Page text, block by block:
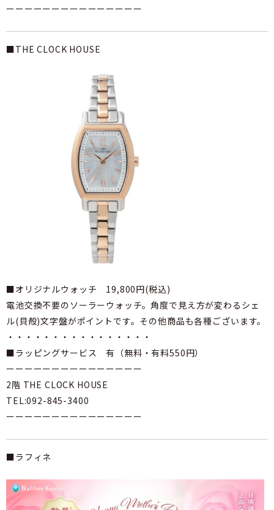
ーーーーーーーーーーーーーーー
■THE CLOCK HOUSE
■オリジナルウォッチ 19,800円(税込)
電池交換不要のソーラーウォッチ。角度で見え方が変わるシェ
ル(貝殻)文字盤がポイントです。その他商品も各種ございます。
・・・・・・・・・・・・・・・・
■ラッピングサービス 有（無料・有料550円）
ーーーーーーーーーーーーーーー
2階 THE CLOCK HOUSE
TEL:092-845-3400
ーーーーーーーーーーーーーーー
■ラフィネ